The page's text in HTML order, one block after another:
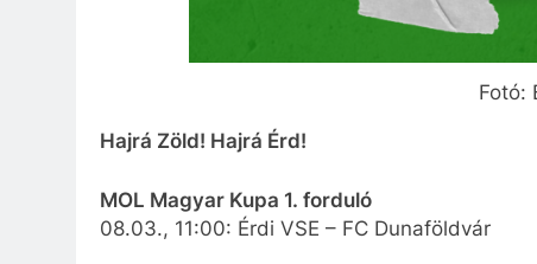
Fotó:
Hajrá Zöld! Hajrá Érd!
MOL Magyar Kupa 1. forduló
08.03., 11:00: Érdi VSE – FC Dunaföldvár